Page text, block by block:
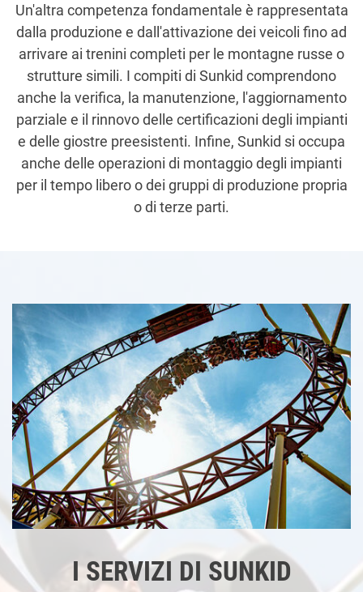
Un'altra competenza fondamentale è rappresentata
dalla produzione e dall'attivazione dei veicoli fino ad
arrivare ai trenini completi per le montagne russe o
strutture simili. I compiti di Sunkid comprendono
anche la verifica, la manutenzione, l'aggiornamento
parziale e il rinnovo delle certificazioni degli impianti
e delle giostre preesistenti. Infine, Sunkid si occupa
anche delle operazioni di montaggio degli impianti
per il tempo libero o dei gruppi di produzione propria
o di terze parti.
I SERVIZI DI SUNKID